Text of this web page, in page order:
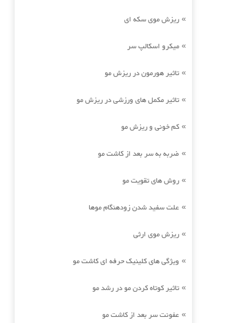
» ریزش موی سکه ای
» میکرو اسکالپ سر
» تاثیر هورمون در ریزش مو
» تاثیر مکمل های ورزشی در ریزش مو
» کم خونی و ریزش مو
» ضربه به سر بعد از کاشت مو
» روش های تقویت مو
» علت سفید شدن زودهنگام موها
» ریزش موی ارثی
» ویژگی های کلینیک حرفه ای کاشت مو
» تاثیر کوتاه کردن مو در رشد مو
» عفونت سر بعد از کاشت مو